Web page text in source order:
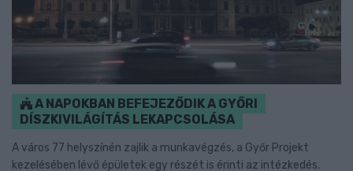
A NAPOKBAN BEFEJEZŐDIK A GYŐRI
DÍSZKIVILÁGÍTÁS LEKAPCSOLÁSA
A város 77 helyszínén zajlik a munkavégzés, a Győr Projekt
kezelésében lévő épületek egy részét is érinti az intézkedés.